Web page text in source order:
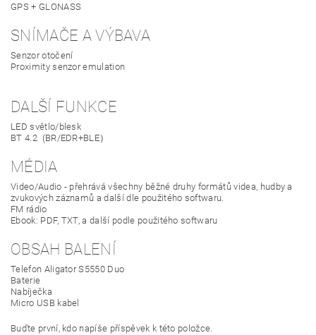
GPS + GLONASS
SNÍMAČE A VÝBAVA
Senzor otočení
Proximity senzor emulation
DALŠÍ FUNKCE
LED světlo/blesk
BT 4.2 (BR/EDR+BLE）
MÉDIA
Video/Audio - přehrává všechny běžné druhy formátů videa, hudby a
zvukových záznamů a další dle použitého softwaru.
FM rádio
Ebook: PDF, TXT, a další podle použitého softwaru
OBSAH BALENÍ
Telefon Aligator S5550 Duo
Baterie
Nabíječka
Micro USB kabel
Buďte první, kdo napíše příspěvek k této položce.